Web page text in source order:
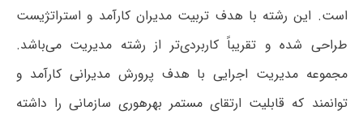
است. این رشته با هدف تربیت مدیران کارآمد و استراتژیست
طراحی شده و تقریباً کاربردی‌تر از رشته مدیریت می‌باشد.
مجموعه مدیریت اجرایی با هدف پرورش مدیرانی کارآمد و
توانمند که قابلیت ارتقای مستمر بهره­وری سازمانی را داشته